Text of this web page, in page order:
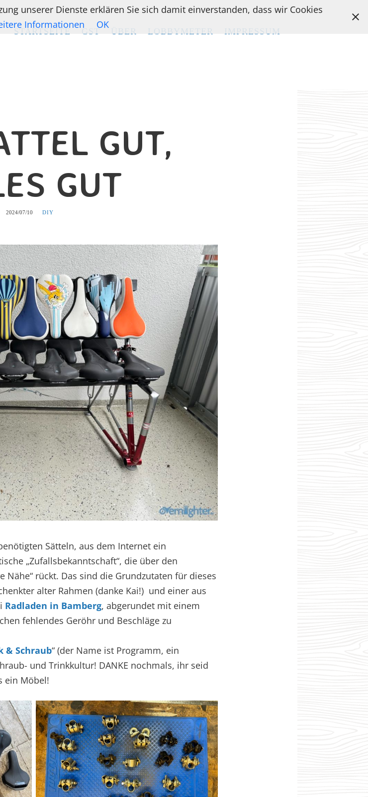
STARTSEITE GST ÜBER LOBBYMETER IMPRESSUM
STARTSEITE GST ÜBER LOBBYMETER IMPRESSUM
GUT,
GUT
2024/07/10 DIY
Sätteln, aus dem Internet ein
„Zufallsbekanntschaft“, die über den
Nähe“ rückt. Das sind die Grundzutaten für dieses
alter Rahmen (danke Kai!) und einer aus
Radladen in Bamberg, abgerundet mit einem
fehlendes Geröhr und Beschläge zu
& Schraub“ (der Name ist Programm, ein
und Trinkkultur! DANKE nochmals, ihr seid
ein Möbel!
unserer Dienste erklären Sie sich damit einverstanden, dass wir Cookies
Informationen OK